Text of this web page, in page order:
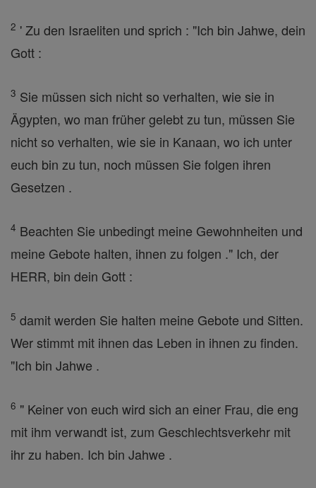
2 ' Zu den Israeliten und sprich : "Ich bin Jahwe, dein
Gott :
3 Sie müssen sich nicht so verhalten, wie sie in
Ägypten, wo man früher gelebt zu tun, müssen Sie
nicht so verhalten, wie sie in Kanaan, wo ich unter
euch bin zu tun, noch müssen Sie folgen ihren
Gesetzen .
4 Beachten Sie unbedingt meine Gewohnheiten und
meine Gebote halten, ihnen zu folgen ." Ich, der
HERR, bin dein Gott :
5 damit werden Sie halten meine Gebote und Sitten.
Wer stimmt mit ihnen das Leben in ihnen zu finden.
"Ich bin Jahwe .
6 " Keiner von euch wird sich an einer Frau, die eng
mit ihm verwandt ist, zum Geschlechtsverkehr mit
ihr zu haben. Ich bin Jahwe .